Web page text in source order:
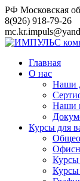
Перейти
к
контенту
РФ Московская
8(926) 918-79-26
Главная
О нас
Наши
Наши
Курсы для
Курсы
Курсы